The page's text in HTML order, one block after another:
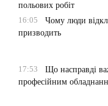
польових робіт
16:05
Чому люди
призводить
17:53
Що насправді
професійним